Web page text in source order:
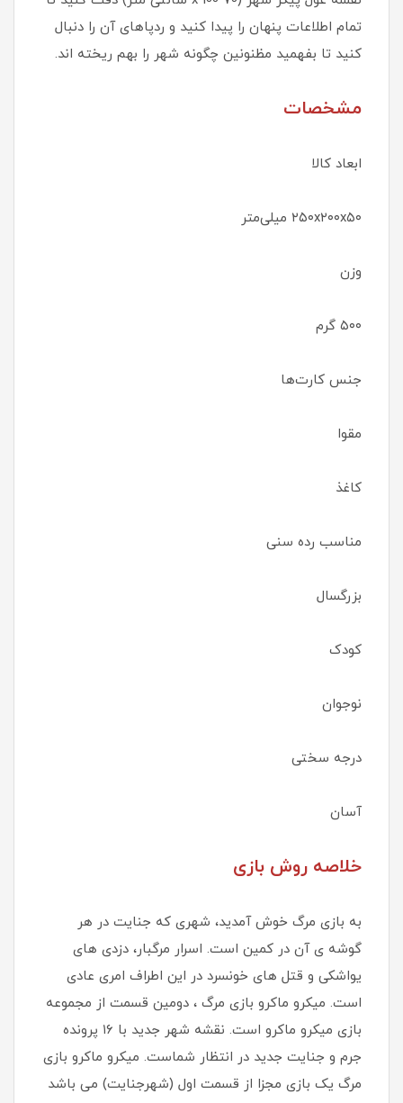
تمام اطلاعات پنهان را پیدا کنید و ردپاهای آن را دنبال
کنید تا بفهمید مظنونین چگونه شهر را بهم ریخته اند.
مشخصات
ابعاد کالا
۲۵۰x۲۰۰x۵۰ میلی‌متر
وزن
۵۰۰ گرم
جنس کارت‌ها
مقوا
کاغذ
مناسب رده سنی
بزرگسال
کودک
نوجوان
درجه سختی
آسان
خلاصه روش بازی
به بازی مرگ خوش آمدید، شهری که جنایت در هر
گوشه ی آن در کمین است. اسرار مرگبار، دزدی های
یواشکی و قتل های خونسرد در این اطراف امری عادی
است. میکرو ماکرو بازی مرگ ، دومین قسمت از مجموعه
بازی میکرو ماکرو است. نقشه شهر جدید با ۱۶ پرونده
جرم و جنایت جدید در انتظار شماست. میکرو ماکرو بازی
مرگ یک بازی مجزا از قسمت اول (شهرجنایت) می باشد